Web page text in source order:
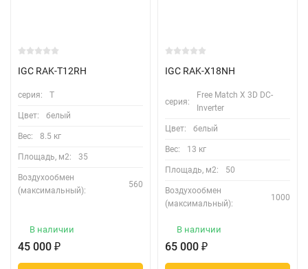
IGC RAK-T12RH
серия: T
Цвет: белый
Вес: 8.5 кг
Площадь, м2: 35
Воздухообмен
(максимальный):
560
В наличии
45 000 ₽
IGC RAK-X18NH
серия:
Free Match Х 3D DC-
Inverter
Цвет: белый
Вес: 13 кг
Площадь, м2: 50
Воздухообмен
(максимальный):
1000
В наличии
65 000 ₽